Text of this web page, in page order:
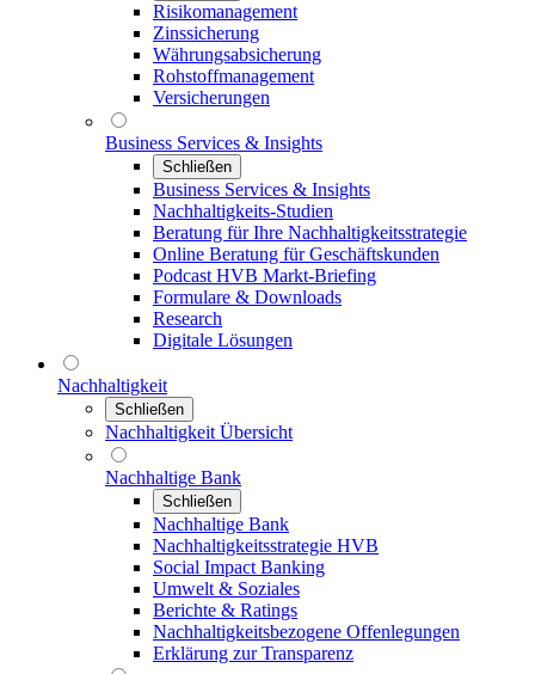
Risikomanagement
Zinssicherung
Währungsabsicherung
Rohstoffmanagement
Versicherungen
Business Services & Insights
Schließen
Business Services & Insights
Nachhaltigkeits-Studien
Beratung für Ihre Nachhaltigkeitsstrategie
Online Beratung für Geschäftskunden
Podcast HVB Markt-Briefing
Formulare & Downloads
Research
Digitale Lösungen
Nachhaltigkeit
Schließen
Nachhaltigkeit Übersicht
Nachhaltige Bank
Schließen
Nachhaltige Bank
Nachhaltigkeitsstrategie HVB
Social Impact Banking
Umwelt & Soziales
Berichte & Ratings
Nachhaltigkeitsbezogene Offenlegungen
Erklärung zur Transparenz